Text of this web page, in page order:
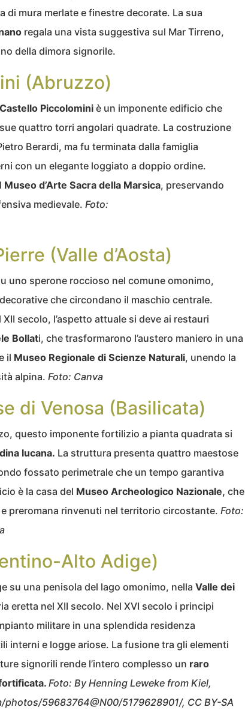
di mura merlate e finestre decorate. La sua
regala una vista suggestiva sul Mar Tirreno,
della dimora signorile.
(Abruzzo)
Castello Piccolomini è un imponente edificio che
quattro torri angolari quadrate. La costruzione
Berardi, ma fu terminata dalla famiglia
con un elegante loggiato a doppio ordine.
Museo d’Arte Sacra della Marsica, preservando
medievale. Foto:
(Valle d’Aosta)
uno sperone roccioso nel comune omonimo,
che circondano il maschio centrale.
secolo, l’aspetto attuale si deve ai restauri
Bollati, che trasformarono l’austero maniero in una
il Museo Regionale di Scienze Naturali, unendo la
alpina. Foto: Canva
di Venosa (Basilicata)
questo imponente fortilizio a pianta quadrata si
lucana. La struttura presenta quattro maestose
fossato perimetrale che un tempo garantiva
è la casa del Museo Archeologico Nazionale, che
preromana rinvenuti nel territorio circostante. Foto:
Alto Adige)
su una penisola del lago omonimo, nella Valle dei
eretta nel XII secolo. Nel XVI secolo i principi
militare in una splendida residenza
interni e logge ariose. La fusione tra gli elementi
signorili rende l’intero complesso un raro
Foto: By Henning Leweke from Kiel,
59683764@N00/5179628901/, CC BY-SA